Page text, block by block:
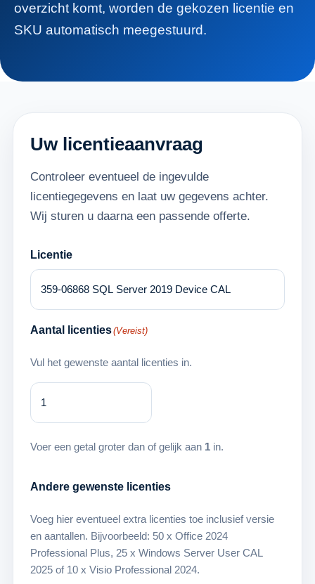
overzicht komt, worden de gekozen licentie en
SKU automatisch meegestuurd.
Uw licentieaanvraag
Controleer eventueel de ingevulde
licentiegegevens en laat uw gegevens achter.
Wij sturen u daarna een passende offerte.
Licentie
Aantal licenties(Vereist)
Vul het gewenste aantal licenties in.
Voer een getal groter dan of gelijk aan 1 in.
Andere gewenste licenties
Voeg hier eventueel extra licenties toe inclusief versie
en aantallen. Bijvoorbeeld: 50 x Office 2024
Professional Plus, 25 x Windows Server User CAL
2025 of 10 x Visio Professional 2024.